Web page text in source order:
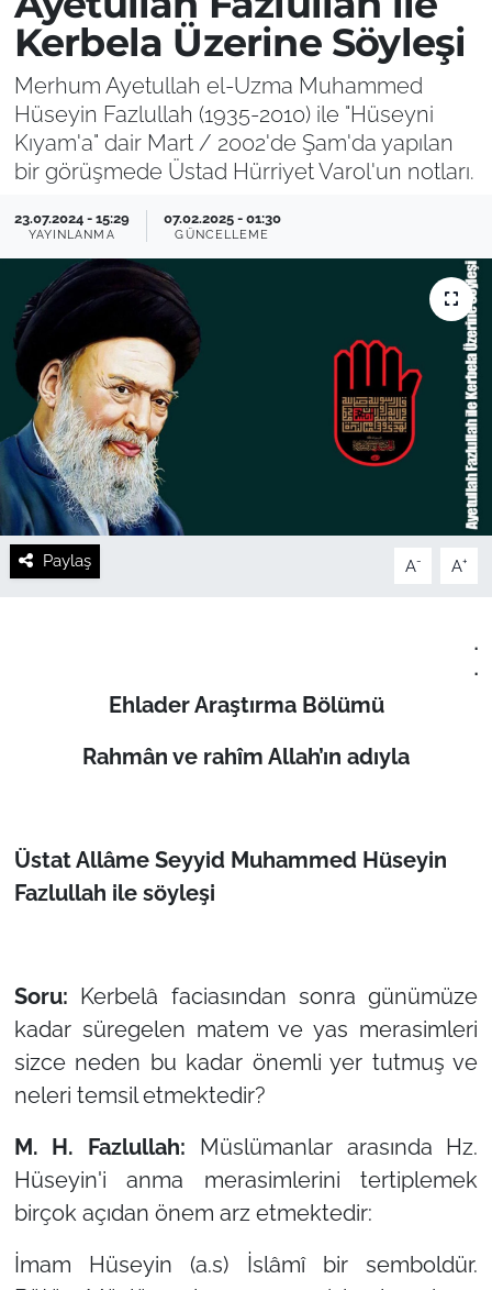
Kerbela Üzerine Söyleşi
Merhum Ayetullah el-Uzma Muhammed
Hüseyin Fazlullah (1935-2010) ile "Hüseyni
Kıyam'a" dair Mart / 2002'de Şam'da yapılan
bir görüşmede Üstad Hürriyet Varol'un notları.
23.07.2024 - 15:29
YAYINLANMA
07.02.2025 - 01:30
GÜNCELLEME
Paylaş A- A+
.
.
Ehlader Araştırma Bölümü
Rahmân ve rahîm Allah’ın adıyla
Üstat Allâme Seyyid Muhammed Hüseyin
Fazlullah ile söyleşi
Soru: Kerbelâ faciasından sonra günümüze
kadar süregelen matem ve yas merasimleri
sizce neden bu kadar önemli yer tutmuş ve
neleri temsil etmektedir?
M. H. Fazlullah: Müslümanlar arasında Hz.
Hüseyin'i anma merasimlerini tertiplemek
birçok açıdan önem arz etmektedir:
İmam Hüseyin (a.s) İslâmî bir semboldür.